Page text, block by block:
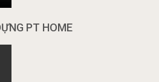
PT HOME